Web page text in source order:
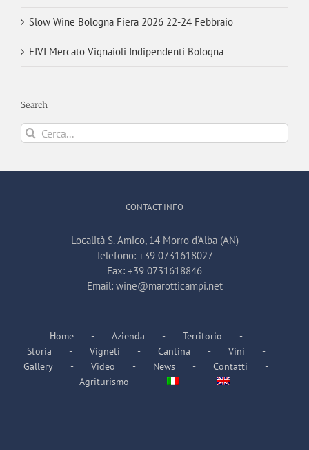
Slow Wine Bologna Fiera 2026 22-24 Febbraio
FIVI Mercato Vignaioli Indipendenti Bologna
Search
Cerca
per:
CONTACT INFO
Località S. Amico, 14 Morro d'Alba (AN)
Telefono: +39 0731618027
Fax: +39 0731618846
Email: wine@marotticampi.net
Home Azienda
Territorio
Storia
Vigneti Cantina
Vini
Gallery
Video News
Contatti
Agriturismo